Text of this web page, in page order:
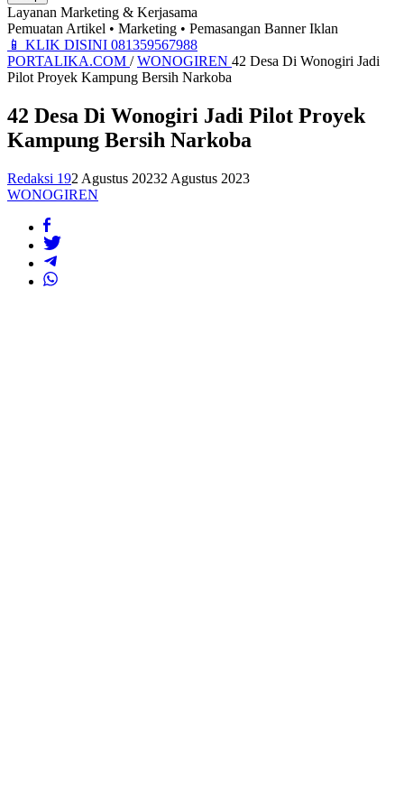
Layanan Marketing & Kerjasama
Pemuatan Artikel • Marketing • Pemasangan Banner Iklan
📱 KLIK DISINI 081359567988
PORTALIKA.COM / WONOGIREN 42 Desa Di Wonogiri Jadi
Pilot Proyek Kampung Bersih Narkoba
42 Desa Di Wonogiri Jadi Pilot Proyek
Kampung Bersih Narkoba
Redaksi 192 Agustus 20232 Agustus 2023
WONOGIREN